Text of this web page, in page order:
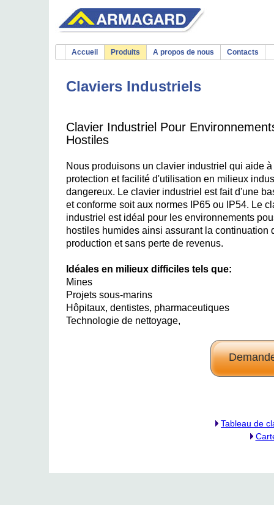
Accueil Produits A propos de nous Contacts
Claviers Industriels
Clavier Industriel Pour
Hostiles
Nous produisons un clavier industriel qui aide
protection et facilité d'utilisation en milieux
dangereux. Le clavier industriel est fait d'une
et conforme soit aux normes IP65 ou IP54. Le
industriel est idéal pour les environnements
hostiles humides ainsi assurant la continuation
production et sans perte de revenus.
Idéales en milieux difficiles tels que:
Mines
Projets sous-marins
Hôpitaux, dentistes, pharmaceutiques
Technologie de nettoyage,
Tableau de